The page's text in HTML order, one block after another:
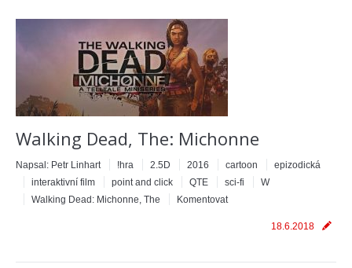
Walking Dead, The: Michonne
Napsal: Petr Linhart !hra 2.5D 2016 cartoon
epizodická
interaktivní film
point and click QTE sci-fi
W
Walking Dead: Michonne, The
Komentovat
18.6.2018